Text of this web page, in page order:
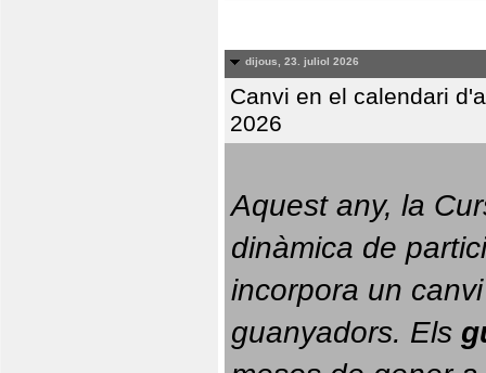
dijous, 23. juliol 2026
Canvi en el calendari
2026
Aquest any, la
dinàmica de
incorpora un
guanyadors. Els